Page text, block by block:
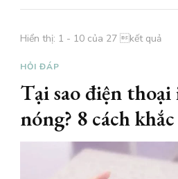
Hiển thị: 1 - 10 của 27 kết quả
HỎI ĐÁP
Tại sao điện
nóng? 8 cách